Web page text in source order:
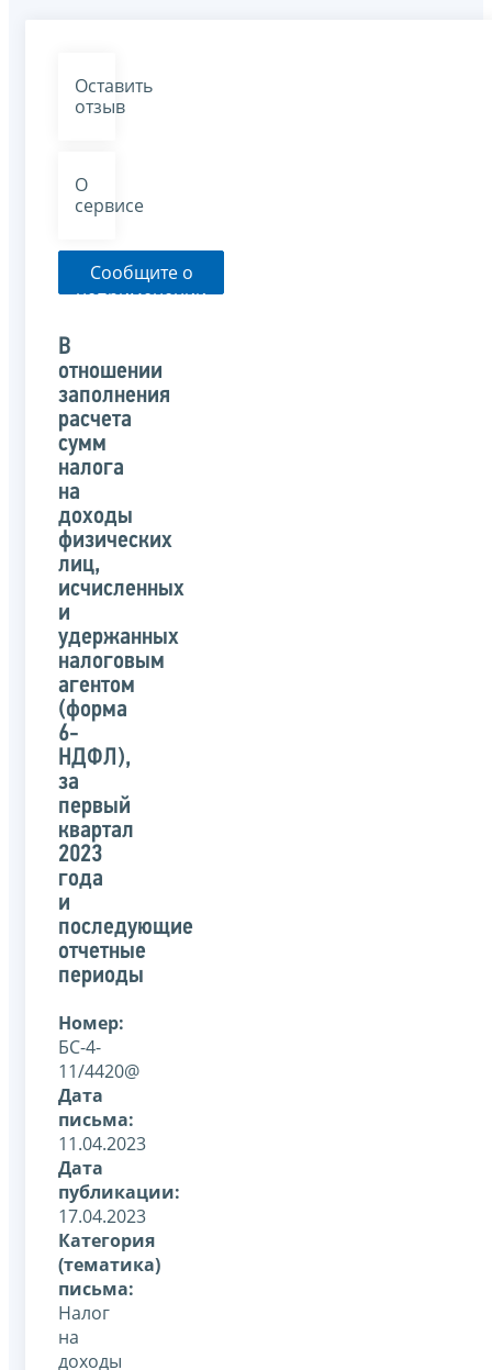
Оставить
отзыв
О
сервисе
Сообщите о
неприменении
указанного
письма
В
отношении
заполнения
расчета
сумм
налога
на
доходы
физических
лиц,
исчисленных
и
удержанных
налоговым
агентом
(форма
6-
НДФЛ),
за
первый
квартал
2023
года
и
последующие
отчетные
периоды
Номер:
БС-4-
11/4420@
Дата
письма:
11.04.2023
Дата
публикации:
17.04.2023
Категория
(тематика)
письма:
Налог
на
доходы